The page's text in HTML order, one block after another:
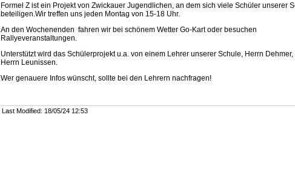
Formel Z ist ein Projekt von Zwickauer Jugendlichen, an dem sich viele Schüler unserer
beteiligen.Wir treffen uns jeden Montag von 15-18 Uhr.
An den Wochenenden fahren wir bei schönem Wetter Go-Kart oder besuchen
Rallyeveranstaltungen.
Unterstützt wird das Schülerprojekt u.a. von einem Lehrer unserer Schule, Herrn Dehmer,
Herrn Leunissen.
Wer genauere Infos wünscht, sollte bei den Lehrern nachfragen!
Last Modified: 18/05/24 12:53